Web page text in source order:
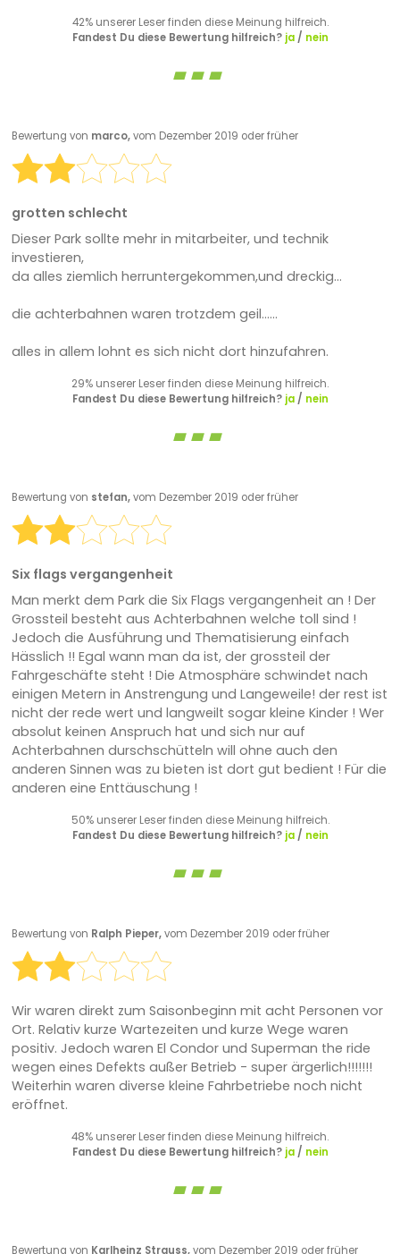
42% unserer Leser finden diese Meinung hilfreich.
Fandest Du diese Bewertung hilfreich? ja/ nein
Bewertung von marco,vom Dezember 2019 oder früher
grotten schlecht
Dieser Park sollte mehr in mitarbeiter, und technik
investieren,
da alles ziemlich herruntergekommen,und dreckig...
die achterbahnen waren trotzdem geil......
alles in allem lohnt es sich nicht dort hinzufahren.
29% unserer Leser finden diese Meinung hilfreich.
Fandest Du diese Bewertung hilfreich? ja/ nein
Bewertung von stefan,vom Dezember 2019 oder früher
Six flags vergangenheit
Man merkt dem Park die Six Flags vergangenheit an ! Der
Grossteil besteht aus Achterbahnen welche toll sind !
Jedoch die Ausführung und Thematisierung einfach
Hässlich !! Egal wann man da ist, der grossteil der
Fahrgeschäfte steht ! Die Atmosphäre schwindet nach
einigen Metern in Anstrengung und Langeweile! der rest ist
nicht der rede wert und langweilt sogar kleine Kinder ! Wer
absolut keinen Anspruch hat und sich nur auf
Achterbahnen durschschütteln will ohne auch den
anderen Sinnen was zu bieten ist dort gut bedient ! Für die
anderen eine Enttäuschung !
50% unserer Leser finden diese Meinung hilfreich.
Fandest Du diese Bewertung hilfreich? ja/ nein
Bewertung von Ralph Pieper,vom Dezember 2019 oder früher
Wir waren direkt zum Saisonbeginn mit acht Personen vor
Ort. Relativ kurze Wartezeiten und kurze Wege waren
positiv. Jedoch waren El Condor und Superman the ride
wegen eines Defekts außer Betrieb - super ärgerlich!!!!!!!
Weiterhin waren diverse kleine Fahrbetriebe noch nicht
eröffnet.
48% unserer Leser finden diese Meinung hilfreich.
Fandest Du diese Bewertung hilfreich? ja/ nein
Bewertung von Karlheinz Strauss,vom Dezember 2019 oder früher